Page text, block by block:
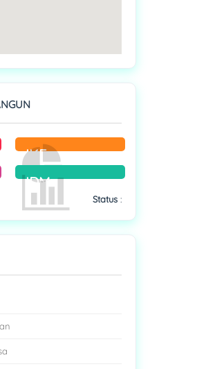
IKE
IDM
Status: